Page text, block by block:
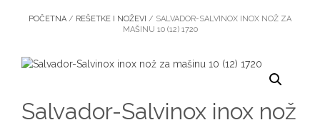
POČETNA / REŠETKE I NOŽEVI / SALVADOR-SALVINOX INOX NOŽ ZA
MAŠINU 10 (12) 1720
Salvador-Salvinox inox nož